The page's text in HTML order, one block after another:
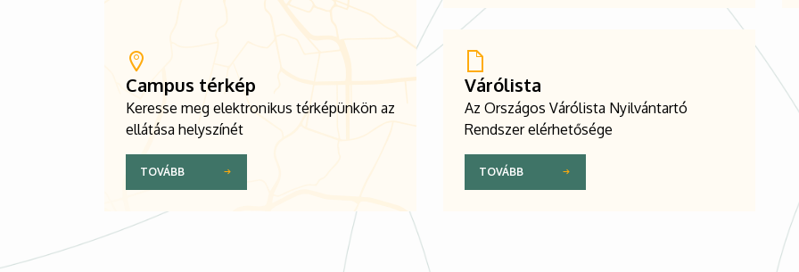
Campus térkép
Keresse meg elektronikus térképünkön az
ellátása helyszínét
TOVÁBB
Várólista
Az Országos Várólista Nyilvántartó
Rendszer elérhetősége
TOVÁBB